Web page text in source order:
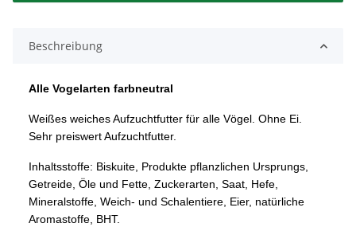
Beschreibung
Alle Vogelarten farbneutral
Weißes weiches Aufzuchtfutter für alle Vögel. Ohne Ei.
Sehr preiswert Aufzuchtfutter.
Inhaltsstoffe: Biskuite, Produkte pflanzlichen Ursprungs,
Getreide, Öle und Fette, Zuckerarten, Saat, Hefe,
Mineralstoffe, Weich- und Schalentiere, Eier, natürliche
Aromastoffe, BHT.